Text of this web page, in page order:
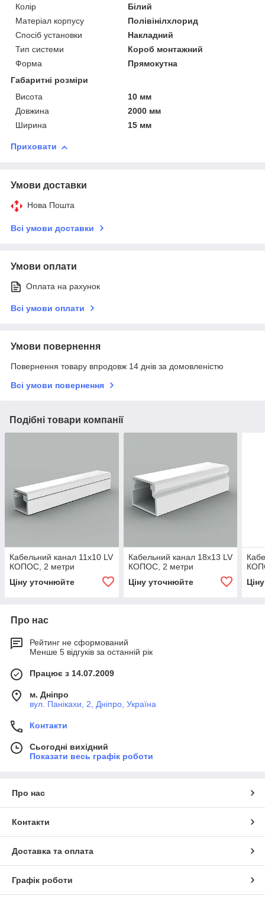
Колір
Білий
Матеріал корпусу
Полівінілхлорид
Спосіб установки
Накладний
Тип системи
Короб монтажний
Форма
Прямокутна
Габаритні розміри
Висота
10 мм
Довжина
2000 мм
Ширина
15 мм
Приховати
Умови доставки
Нова Пошта
Всі умови доставки
Умови оплати
Оплата на рахунок
Всі умови оплати
Умови повернення
Повернення товару впродовж 14 днів за домовленістю
Всі умови повернення
Подібні товари компанії
Кабельний канал 11х10 LV
КОПОС, 2 метри
Ціну уточнюйте
Кабельний канал 18х13 LV
КОПОС, 2 метри
Ціну уточнюйте
Про нас
Рейтинг не сформований
Менше 5 відгуків за останній рік
Працює з 14.07.2009
м. Дніпро
вул. Панікахи, 2, Дніпро, Україна
Контакти
Сьогодні вихідний
Показати весь графік роботи
Про нас
Контакти
Доставка та оплата
Графік роботи